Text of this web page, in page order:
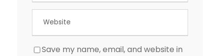
Save my name, email, and website in